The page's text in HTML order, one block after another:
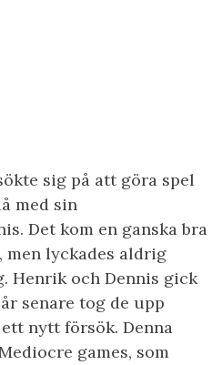
sig på att göra spel
med sin
Det kom en ganska bra
lyckades aldrig
Henrik och Dennis gick
senare tog de upp
nytt försök. Denna
games, som